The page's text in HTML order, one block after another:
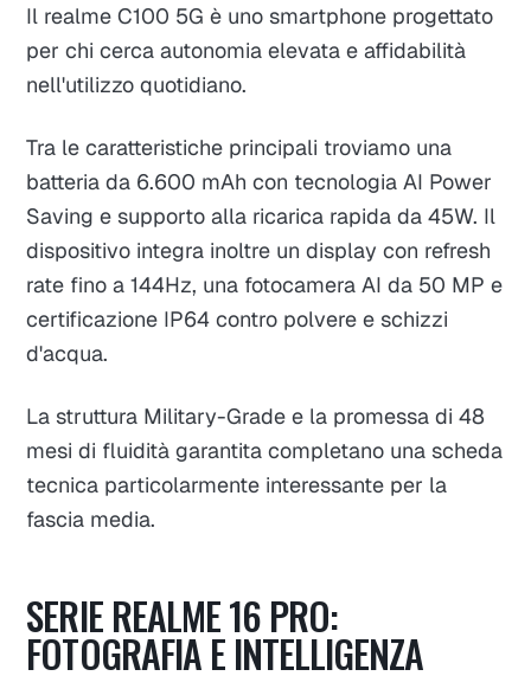
Il realme C100 5G è uno smartphone progettato
per chi cerca autonomia elevata e affidabilità
nell'utilizzo quotidiano.
Tra le caratteristiche principali troviamo una
batteria da 6.600 mAh con tecnologia AI Power
Saving e supporto alla ricarica rapida da 45W. Il
dispositivo integra inoltre un display con refresh
rate fino a 144Hz, una fotocamera AI da 50 MP e
certificazione IP64 contro polvere e schizzi
d'acqua.
La struttura Military-Grade e la promessa di 48
mesi di fluidità garantita completano una scheda
tecnica particolarmente interessante per la
fascia media.
SERIE REALME 16 PRO:
FOTOGRAFIA E INTELLIGENZA